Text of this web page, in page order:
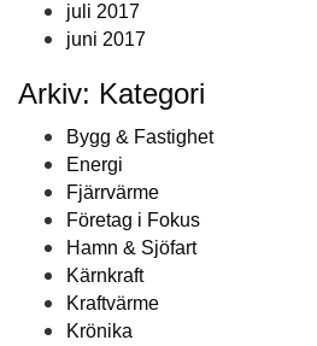
juli 2017
juni 2017
Arkiv: Kategori
Bygg & Fastighet
Energi
Fjärrvärme
Företag i Fokus
Hamn & Sjöfart
Kärnkraft
Kraftvärme
Krönika